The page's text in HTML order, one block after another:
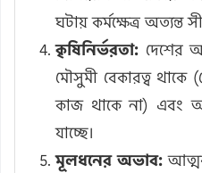
ঘটায় কর্মক্ষেত্র অত্যন্ত
কৃষিনির্ভরতা: দেশের
মৌসুমী বেকারত্ব থাকে
কাজ থাকে না) এবং
যাচ্ছে।
মূলধনের অভাব: